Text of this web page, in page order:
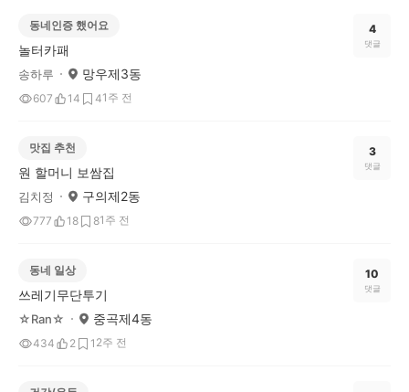
동네인증 했어요
놀터카패
송하루 망우제3동
607 14 41주 전
4
댓글
맛집 추천
원 할머니 보쌈집
김치정 구의제2동
777 18 81주 전
3
댓글
동네 일상
쓰레기무단투기
☆Ran☆ 중곡제4동
434 2 1 2주 전
10
댓글